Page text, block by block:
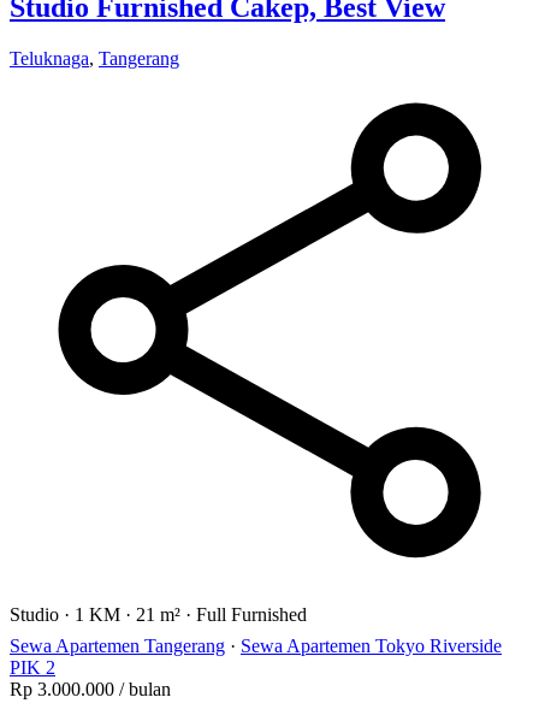
Studio Furnished Cakep, Best View
Teluknaga, Tangerang
Studio · 1 KM · 21 m² · Full Furnished
Sewa Apartemen Tangerang · Sewa Apartemen Tokyo Riverside
PIK 2
Rp 3.000.000 / bulan